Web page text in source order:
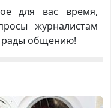
для вас время,
журналистам
рады общению!